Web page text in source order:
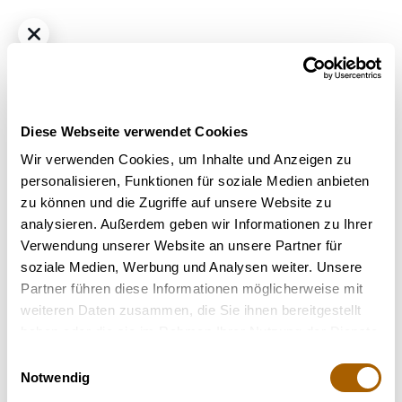
Diese Webseite verwendet Cookies
Wir verwenden Cookies, um Inhalte und Anzeigen zu
personalisieren, Funktionen für soziale Medien anbieten
zu können und die Zugriffe auf unsere Website zu
analysieren. Außerdem geben wir Informationen zu Ihrer
Verwendung unserer Website an unsere Partner für
soziale Medien, Werbung und Analysen weiter. Unsere
Partner führen diese Informationen möglicherweise mit
weiteren Daten zusammen, die Sie ihnen bereitgestellt
Notwendig
Hybrid THC30% CBD<1.0%
Remexian 30/1 PGF CIS Citrus Spritz
Bestrahlung: Unbestrahlt
Strain: Citrus Spritz
Terpene: Beta-Caryophyllen, Limonen, Linalool, Pinene
Nicht verfügbar